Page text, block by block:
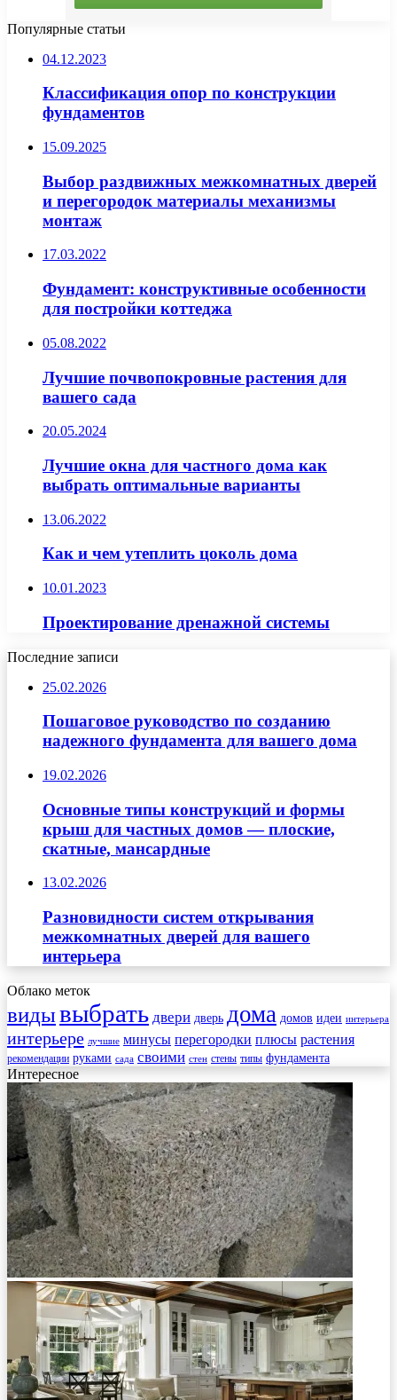
Популярные статьи
04.12.2023
Классификация опор по конструкции
фундаментов
15.09.2025
Выбор раздвижных межкомнатных дверей
и перегородок материалы механизмы
монтаж
17.03.2022
Фундамент: конструктивные особенности
для постройки коттеджа
05.08.2022
Лучшие почвопокровные растения для
вашего сада
20.05.2024
Лучшие окна для частного дома как
выбрать оптимальные варианты
13.06.2022
Как и чем утеплить цоколь дома
10.01.2023
Проектирование дренажной системы
Последние записи
25.02.2026
Пошаговое руководство по созданию
надежного фундамента для вашего дома
19.02.2026
Основные типы конструкций и формы
крыш для частных домов — плоские,
скатные, мансардные
13.02.2026
Разновидности систем открывания
межкомнатных дверей для вашего
интерьера
Облако меток
видывыбрать двери дверь дома домов идеи интерьера
интерьере лучшие минусы перегородки плюсы растения
рекомендации руками сада своими стен стены типы фундамента
Интересное